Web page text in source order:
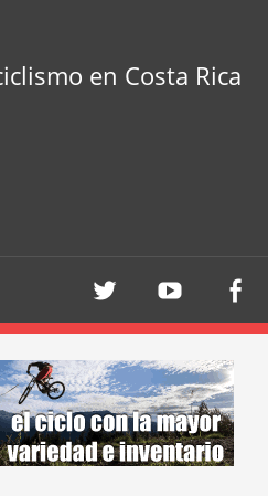
en Costa Rica